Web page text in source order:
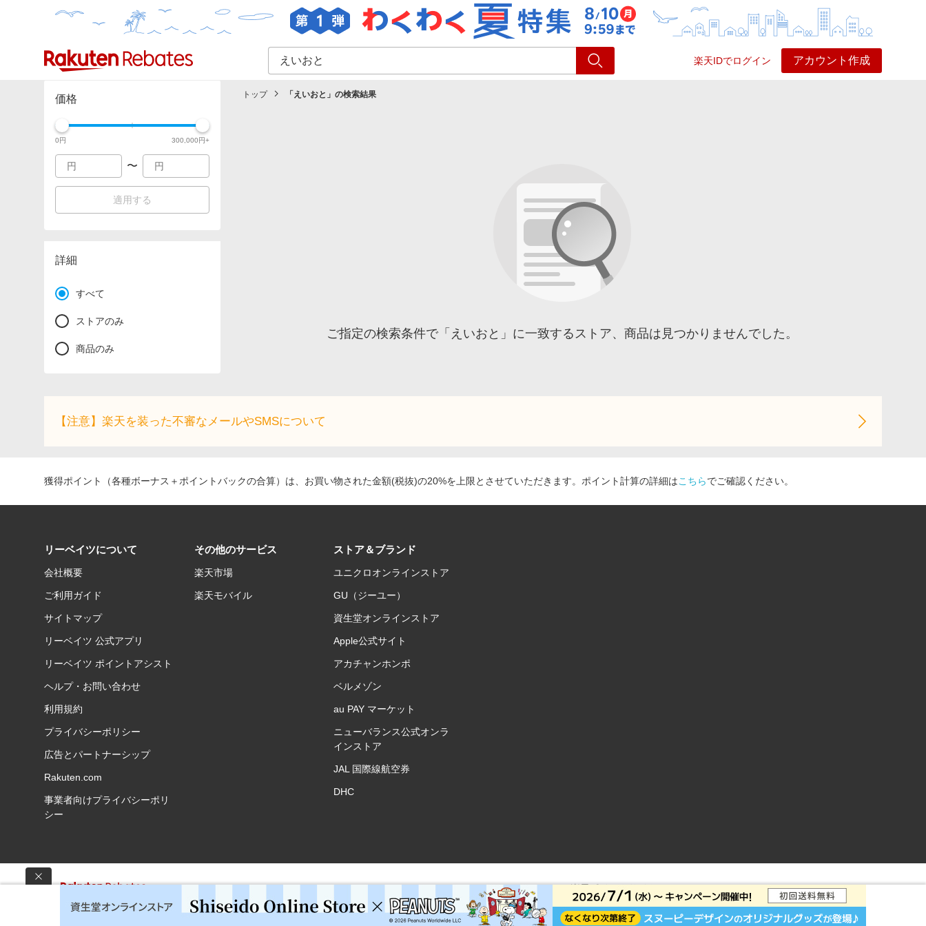
楽天IDでログイン アカウント作成
カテゴリー一覧 イベント一覧 ショッピング
価格
0円 300,000円+
〜
適用する
詳細
すべて
ストアのみ
商品のみ
トップ 「 えいおと 」の検索結果
ご指定の検索条件で「えいおと」に一致するストア、商品は見つかりませんでした。
【注意】楽天を装った不審なメールやSMSについて
獲得ポイント（各種ボーナス＋ポイントバックの合算）は、お買い物された金額(税抜)の20%を上限とさせていただきます。ポイント計算の詳細はこちらでご確認ください。
リーベイツについて
会社概要
ご利用ガイド
サイトマップ
リーベイツ 公式アプリ
リーベイツ ポイントアシスト
ヘルプ・お問い合わせ
利用規約
プライバシーポリシー
広告とパートナーシップ
Rakuten.com
事業者向けプライバシーポリ
シー
その他のサービス
楽天市場
楽天モバイル
ストア＆ブランド
ユニクロオンラインストア
GU（ジーユー）
資生堂オンラインストア
Apple公式サイト
アカチャンホンポ
ベルメゾン
au PAY マーケット
ニューバランス公式オンラ
インストア
JAL 国際線航空券
DHC
楽天ポイントサイト © Rakuten Group, Inc.